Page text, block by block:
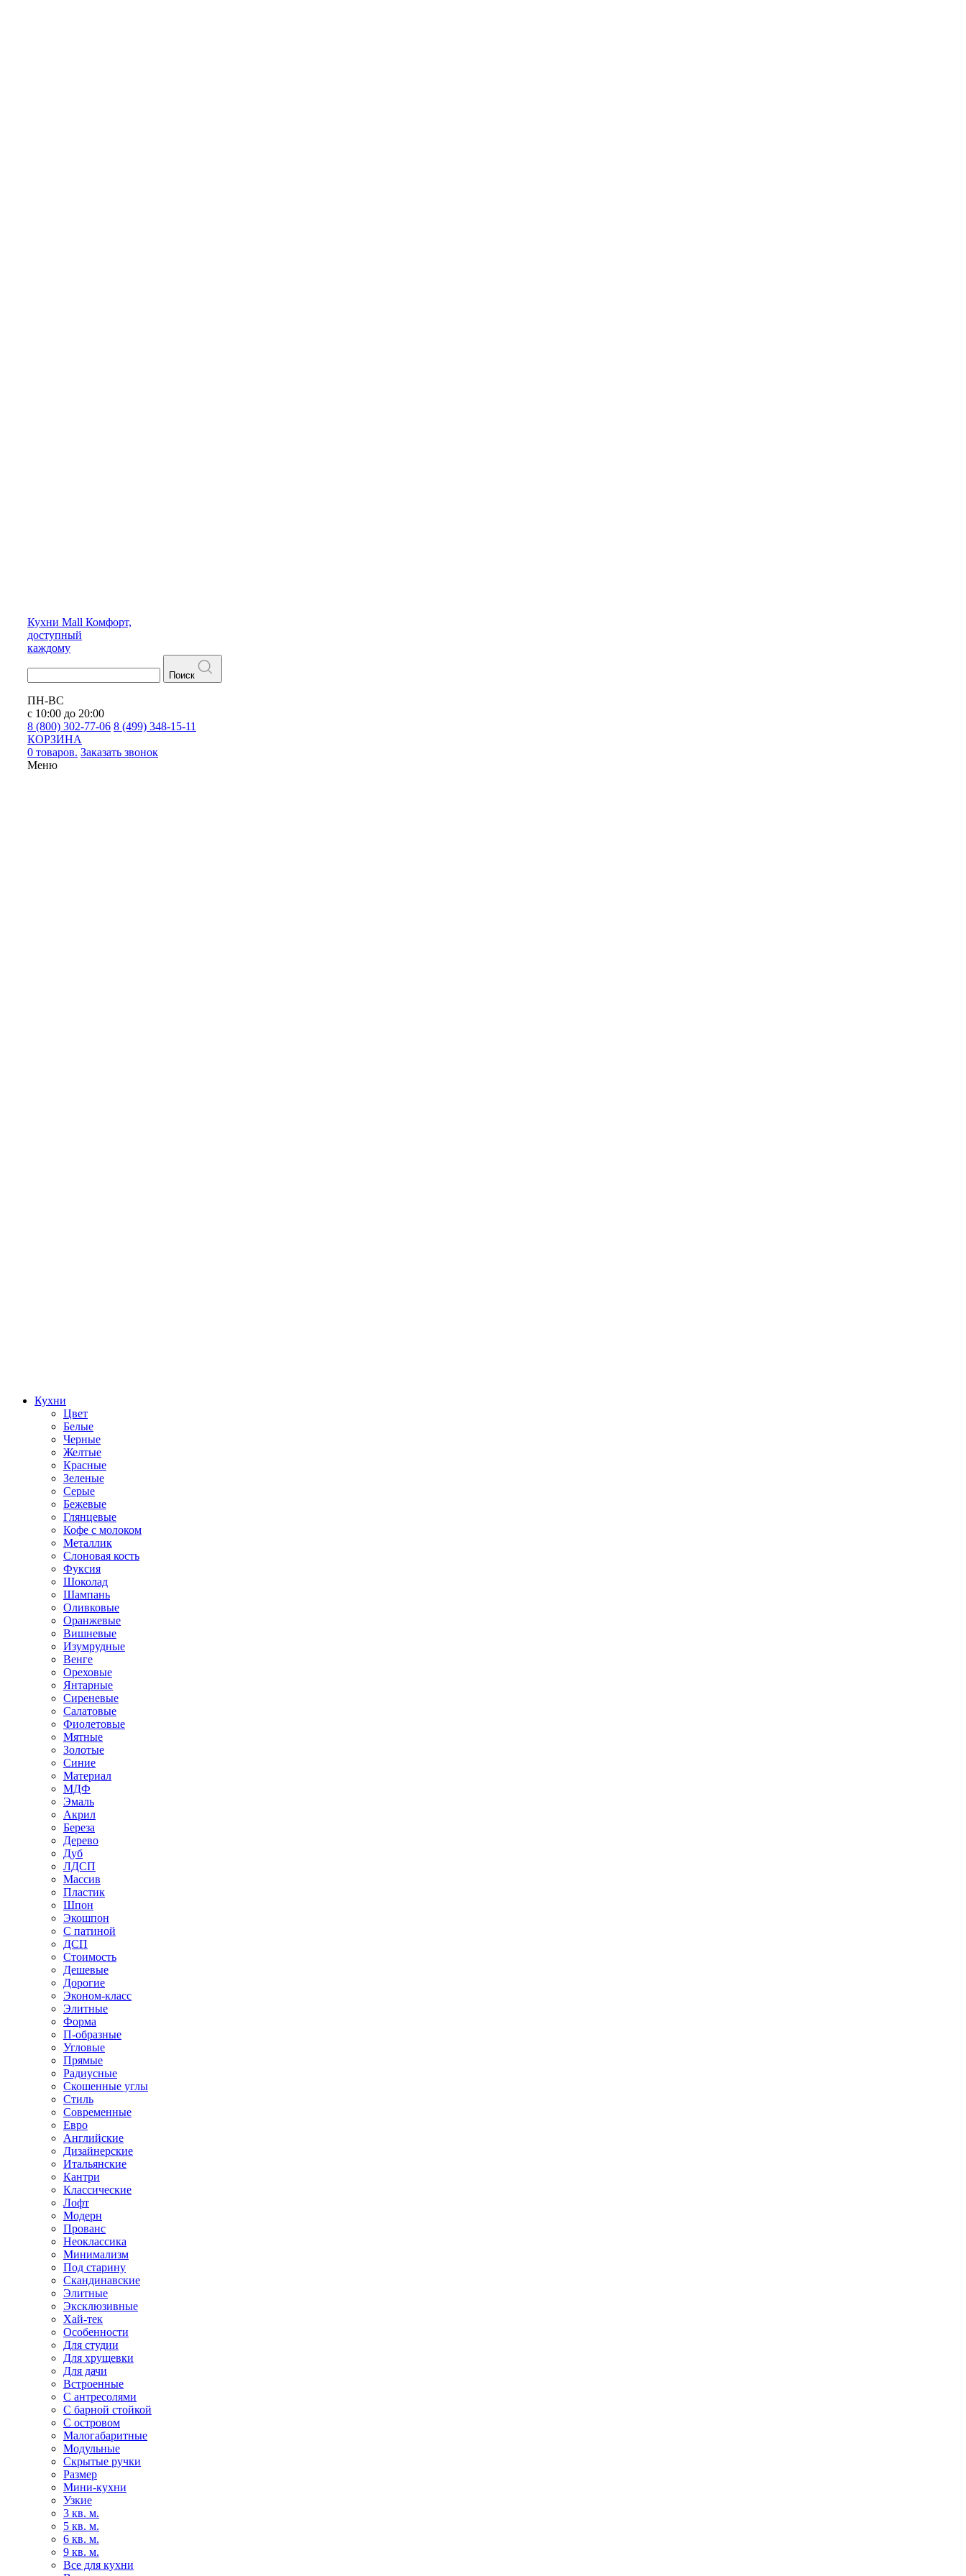
Кухни Mall Комфорт,
доступный
каждому
Поиск
ПН-ВС
с 10:00 до 20:00
8 (800) 302-77-06 8 (499) 348-15-11
КОРЗИНА
0 товаров. Заказать звонок
Меню
Кухни
Цвет
Белые
Черные
Желтые
Красные
Зеленые
Серые
Бежевые
Глянцевые
Кофе с молоком
Металлик
Слоновая кость
Фуксия
Шоколад
Шампань
Оливковые
Оранжевые
Вишневые
Изумрудные
Венге
Ореховые
Янтарные
Сиреневые
Салатовые
Фиолетовые
Мятные
Золотые
Синие
Материал
МДФ
Эмаль
Акрил
Береза
Дерево
Дуб
ЛДСП
Массив
Пластик
Шпон
Экошпон
С патиной
ДСП
Стоимость
Дешевые
Дорогие
Эконом-класс
Элитные
Форма
П-образные
Угловые
Прямые
Радиусные
Скошенные углы
Стиль
Современные
Евро
Английские
Дизайнерские
Итальянские
Кантри
Классические
Лофт
Модерн
Прованс
Неоклассика
Минимализм
Под старину
Скандинавские
Элитные
Эксклюзивные
Хай-тек
Особенности
Для студии
Для хрущевки
Для дачи
Встроенные
С антресолями
С барной стойкой
С островом
Малогабаритные
Модульные
Скрытые ручки
Размер
Мини-кухни
Узкие
3 кв. м.
5 кв. м.
6 кв. м.
9 кв. м.
Все для кухни